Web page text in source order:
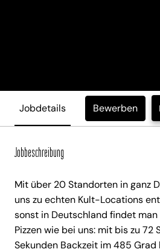
Jobdetails Bewerben
Jobbeschreibung
Mit über 20 Standorten in ganz
uns zu echten Kult-Locations
sonst in Deutschland findet
Pizzen wie bei uns: mit bis zu 72
Sekunden Backzeit im 485 Grad